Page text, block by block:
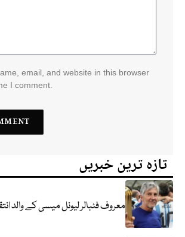
email, and website in this browser
I comment.
تازہ ترین خبریں
معروف فٹبالر لیونل میسی کے والد